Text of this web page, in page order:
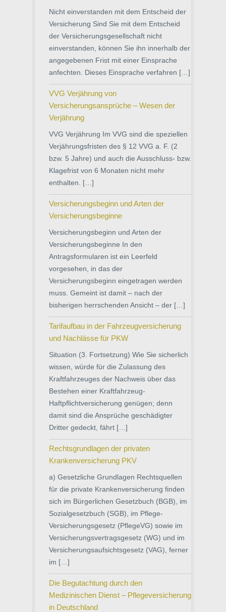
Nicht einverstanden mit dem Entscheid der
Versicherung Sind Sie mit dem Entscheid
der Versicherungsgesellschaft nicht
einverstanden, können Sie ihn innerhalb der
angegebenen Frist mit einer Einsprache
anfechten. Dieses Einsprache verfahren […]
VVG Verjährung von
Versicherungsansprüche – Wesen der
Verjährung
VVG Verjährung Im VVG sind die speziellen
Verjährungsfristen des § 12 VVG a. F. (2
bzw. 5 Jahre) und auch die Ausschluss- bzw.
Klagefrist von 6 Monaten nicht mehr
enthalten. […]
Versicherungsbeginn und Arten der
Versicherungsbeginne
Versicherungsbeginn und Arten der
Versicherungsbeginne In den
Antragsformularen ist ein Leerfeld
vorgesehen, in das der
Versicherungsbeginn eingetragen werden
muss. Gemeint ist damit – nach der
bisherigen herrschenden Ansicht – der […]
Tarifaufbau in der Fahrzeugversicherung
und Nachlässe für PKW
Situation (3. Fortsetzung) Wie Sie sicherlich
wissen, würde für die Zulassung des
Kraftfahrzeuges der Nachweis über das
Bestehen einer Kraftfahrzeug-
Haftpflichtversicherung genügen; denn
damit sind die Ansprüche geschädigter
Dritter gedeckt, fährt […]
Rechtsgrundlagen der privaten
Krankenversicherung PKV
a) Gesetzliche Grundlagen Rechtsquellen
für die private Krankenversicherung finden
sich im Bürgerlichen Gesetzbuch (BGB), im
Sozialgesetzbuch (SGB), im Pflege-
Versicherungsgesetz (PflegeVG) sowie im
Versicherungsvertragsgesetz (WG) und im
Versicherungsaufsichtsgesetz (VAG), ferner
im […]
Die Begutachtung durch den
Medizinischen Dienst – Pflegeversicherung
in Deutschland